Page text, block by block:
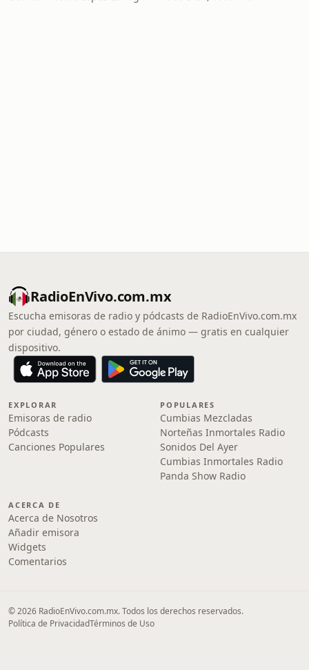
RadioEnVivo.com.mx
Escucha emisoras de radio y pódcasts de RadioEnVivo.com.mx
por ciudad, género o estado de ánimo — gratis en cualquier
dispositivo.
EXPLORAR
Emisoras de radio
Pódcasts
Canciones Populares
POPULARES
Cumbias Mezcladas
Norteñas Inmortales Radio
Sonidos Del Ayer
Cumbias Inmortales Radio
Panda Show Radio
ACERCA DE
Acerca de Nosotros
Añadir emisora
Widgets
Comentarios
© 2026 RadioEnVivo.com.mx. Todos los derechos reservados.
Política de PrivacidadTérminos de Uso